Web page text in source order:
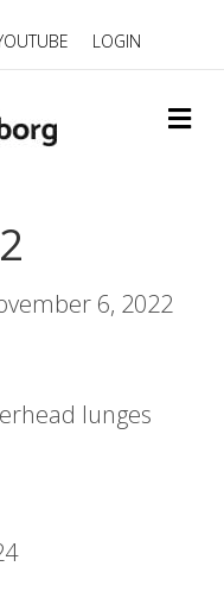
LOGIN
M
E
6, 2022
lunges